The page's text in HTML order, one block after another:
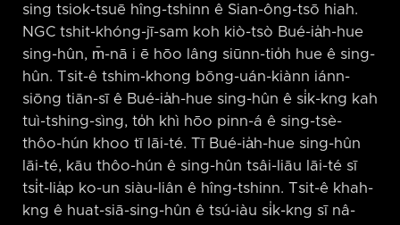
sing tsiok-tsuē hîng-tshinn ê Sian-ông-tsō hiah.
NGC tshit-khóng-jī-sam koh kiò-tsò Bué-ia̍h-hue
sing-hûn, m̄-nā i ē hōo lâng siūnn-tio̍h hue ê sing-
hûn. Tsit-ê tshim-khong bōng-uán-kiànn iánn-
siōng tiān-sī ê Bué-ia̍h-hue sing-hûn ê si̍k-kng kah
tuì-tshing-sìng, to̍h khì hōo pinn-á ê sing-tsè-
thôo-hún khoo tī lāi-té. Tī Bué-ia̍h-hue sing-hûn
lāi-té, kāu thôo-hún ê sing-hûn tsâi-liāu lāi-té sī
tsi̍t-lia̍p ko-un siàu-liân ê hîng-tshinn. Tsit-ê khah-
kng ê huat-siā-sing-hûn ê tsú-iàu si̍k-kng sī nâ-